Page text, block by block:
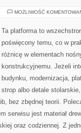
MOŻLIWOŚĆ
Ta platforma to
poświęcony temu, co w
różnicę w elementach
konstrukcyjnemu. Jeżeli
budynku, modernizacja,
strop albo detale
bez zbędnej teorii.
serwisu jest materiał
oraz codziennej. Z